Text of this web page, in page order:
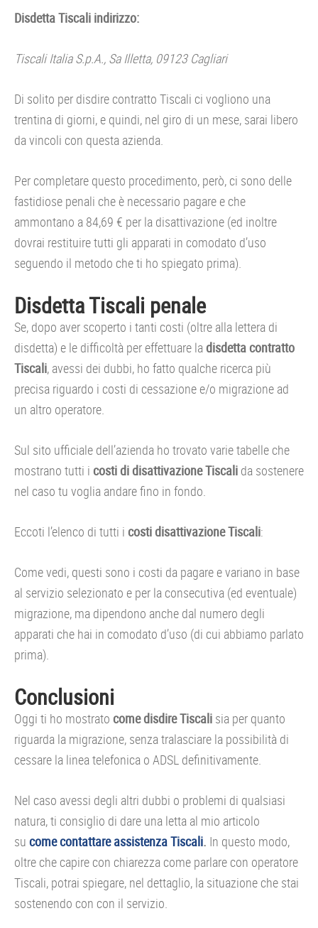
Disdetta Tiscali indirizzo:
Tiscali Italia S.p.A., Sa Illetta, 09123 Cagliari
Di solito per disdire contratto Tiscali ci vogliono una
trentina di giorni, e quindi, nel giro di un mese, sarai libero
da vincoli con questa azienda.
Per completare questo procedimento, però, ci sono delle
fastidiose penali che è necessario pagare e che
ammontano a 84,69 € per la disattivazione (ed inoltre
dovrai restituire tutti gli apparati in comodato d’uso
seguendo il metodo che ti ho spiegato prima).
Disdetta Tiscali penale
Se, dopo aver scoperto i tanti costi (oltre alla lettera di
disdetta) e le difficoltà per effettuare la disdetta contratto
Tiscali, avessi dei dubbi, ho fatto qualche ricerca più
precisa riguardo i costi di cessazione e/o migrazione ad
un altro operatore.
Sul sito ufficiale dell’azienda ho trovato varie tabelle che
mostrano tutti i costi di disattivazione Tiscali da sostenere
nel caso tu voglia andare fino in fondo.
Eccoti l’elenco di tutti i costi disattivazione Tiscali:
Come vedi, questi sono i costi da pagare e variano in base
al servizio selezionato e per la consecutiva (ed eventuale)
migrazione, ma dipendono anche dal numero degli
apparati che hai in comodato d’uso (di cui abbiamo parlato
prima).
Conclusioni
Oggi ti ho mostrato come disdire Tiscali sia per quanto
riguarda la migrazione, senza tralasciare la possibilità di
cessare la linea telefonica o ADSL definitivamente.
Nel caso avessi degli altri dubbi o problemi di qualsiasi
natura, ti consiglio di dare una letta al mio articolo
su come contattare assistenza Tiscali. In questo modo,
oltre che capire con chiarezza come parlare con operatore
Tiscali, potrai spiegare, nel dettaglio, la situazione che stai
sostenendo con con il servizio.